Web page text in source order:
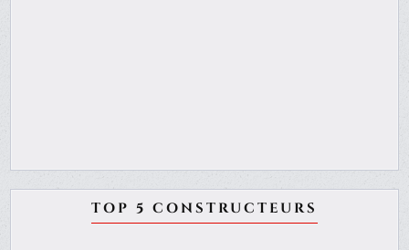
TOP 5 CONSTRUCTEURS